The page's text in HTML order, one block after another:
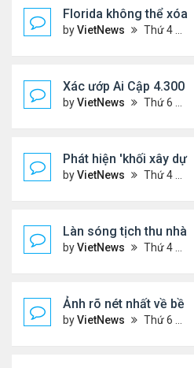
Florida không thể xóa
byVietNews Thứ 4 Tháng 3 22, 2023 5:29 pm
Xác ướp Ai Cập 4.300
byVietNews Thứ 6 Tháng 1 27, 2023 2:01 pm
Phát hiện 'khối xây
byVietNews Thứ 4 Tháng 1 25, 2023 4:26 pm
Làn sóng tịch thu nhà
byVietNews Thứ 4 Tháng 1 25, 2023 3:27 pm
Ảnh rõ nét nhất về bề
byVietNews Thứ 6 Tháng 1 13, 2023 1:28 pm